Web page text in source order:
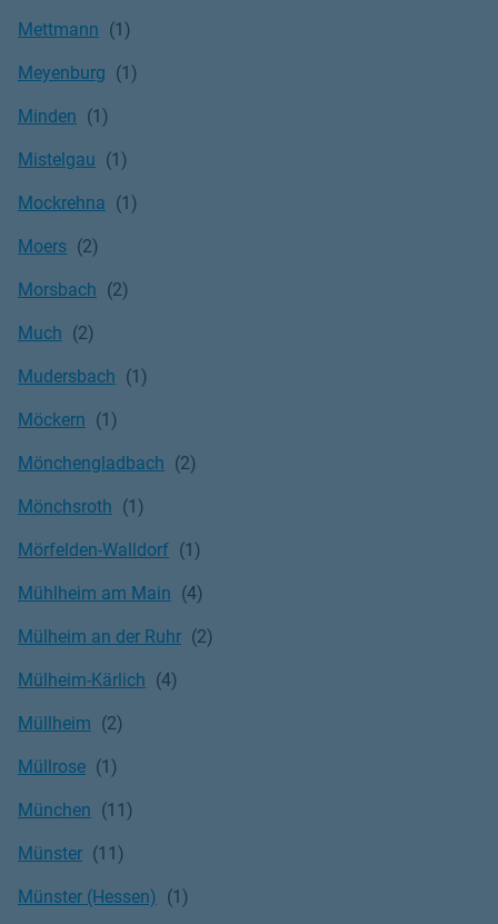
Mettmann
Meyenburg
Minden
Mistelgau
Mockrehna
Moers
Morsbach
Much
Mudersbach
Möckern
Mönchengladbach
Mönchsroth
Mörfelden-Walldorf
Mühlheim am Main
Mülheim an der Ruhr
Mülheim-Kärlich
Müllheim
Müllrose
München
Münster
Münster (Hessen)